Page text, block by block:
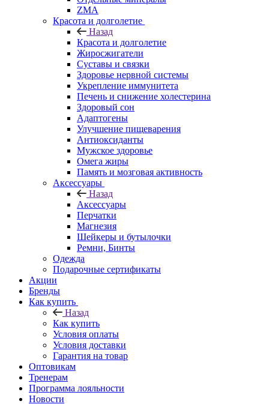
ZMA
Красота и долголетие
Назад
Красота и долголетие
Жиросжигатели
Суставы и связки
Здоровье нервной системы
Укрепление иммунитета
Печень и снижение холестерина
Здоровый сон
Адаптогены
Улучшение пищеварения
Антиоксиданты
Мужское здоровье
Омега жиры
Память и мозговая активность
Аксессуары
Назад
Аксессуары
Перчатки
Магнезия
Шейкеры и бутылочки
Ремни, Бинты
Одежда
Подарочные сертификаты
Акции
Бренды
Как купить
Назад
Как купить
Условия оплаты
Условия доставки
Гарантия на товар
Оптовикам
Тренерам
Программа лояльности
Новости